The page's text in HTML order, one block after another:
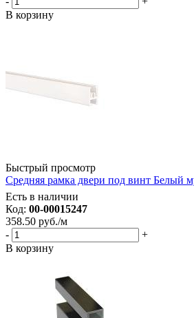
В корзину
Быстрый просмотр
Средняя рамка двери под винт
Есть в наличии
Код: 00-00015247
358.50 руб./м
-
+
В корзину